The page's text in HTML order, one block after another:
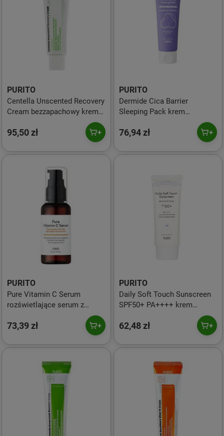
PURITO
Centella Unscented Recovery
Cream bezzapachowy krem
wąkroty azjatyckiej 50ml
95,50 zł
PURITO
Dermide Cica Barrier
Sleeping Pack krem
ekstraktem z wąkroty
76,94 zł
PURITO
Pure Vitamin C Serum
rozświetlające serum z
73,39 zł
PURITO
Daily Soft Touch Sunscreen
SPF50+ PA++++ krem
ceramidami 60ml
62,48 zł